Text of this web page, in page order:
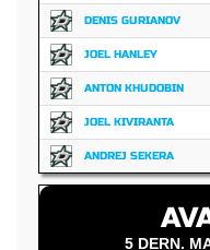
DENIS GURIANOV
JOEL HANLEY
ANTON KHUDOBIN
JOEL KIVIRANTA
ANDREJ SEKERA
5 DERN.